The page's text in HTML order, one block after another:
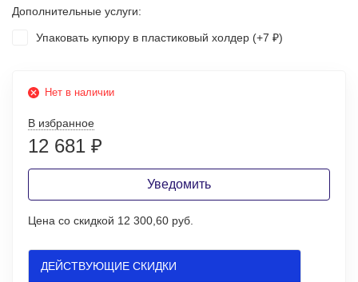
Дополнительные услуги:
Упаковать купюру в пластиковый холдер (+7 ₽)
Нет в наличии
В избранное
12 681 ₽
Уведомить
Цена со скидкой 12 300,60 руб.
ДЕЙСТВУЮЩИЕ СКИДКИ